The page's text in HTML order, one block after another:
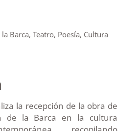
Barca, Teatro, Poesía, Cultura
la recepción de la obra de
de la Barca en la cultura